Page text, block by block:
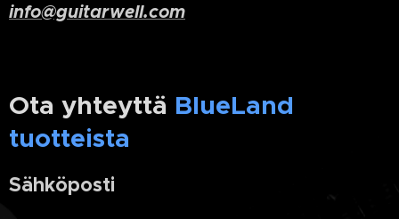
info@guitarwell.com
Ota yhteyttä BlueLand
tuotteista
Sähköposti